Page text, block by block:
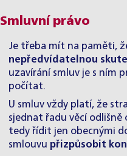
Smluvní právo
Je třeba mít na paměti,
nepředvídatelnou
uzavírání smluv je s ním
počítat.
U smluv vždy platí, že
sjednat řadu věcí odlišně
tedy řídit jen obecnými
smlouvu přizpůsobit